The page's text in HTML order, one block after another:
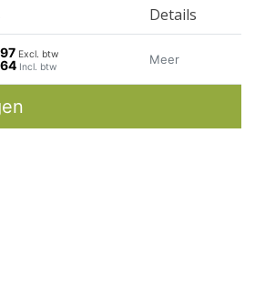
Details
Excl. btw
Incl. btw
Meer